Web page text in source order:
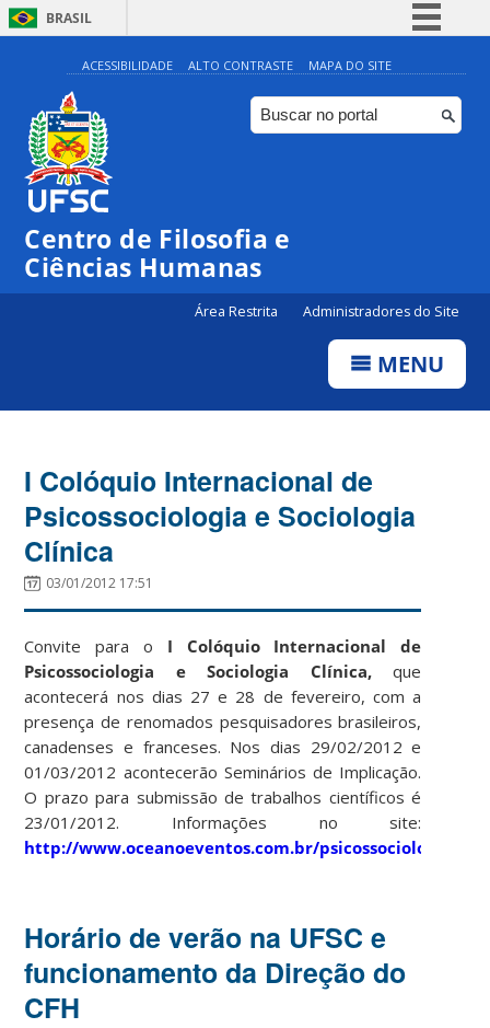
BRASIL
Simplifique!
Comunica BR
Participe
ACESSIBILIDADE ALTO CONTRASTE MAPA DO SITE
Centro de Filosofia e
Ciências Humanas
Área Restrita Administradores do Site
MENU
I Colóquio Internacional de
Psicossociologia e Sociologia
Clínica
03/01/2012 17:51
Convite para o I Colóquio Internacional de
Psicossociologia e Sociologia Clínica,que
acontecerá nos dias 27 e 28 de fevereiro, com a
presença de renomados pesquisadores brasileiros,
canadenses e franceses. Nos dias 29/02/2012 e
01/03/2012 acontecerão Seminários de Implicação.
O prazo para submissão de trabalhos científicos é
23/01/2012. Informações no site:
http://www.oceanoeventos.com.br/psicossociologia/
Horário de verão na UFSC e
funcionamento da Direção do
CFH